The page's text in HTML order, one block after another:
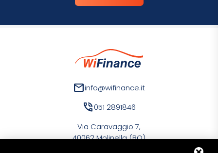
mailinfo@wifinance.it
phone_in_talk051 2891846
Via Caravaggio 7,
40062 Molinella (BO)